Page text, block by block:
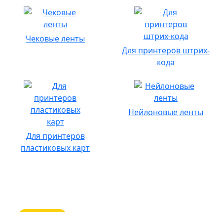
Чековые ленты
Для принтеров штрих-
кода
Для принтеров
пластиковых карт
Нейлоновые ленты